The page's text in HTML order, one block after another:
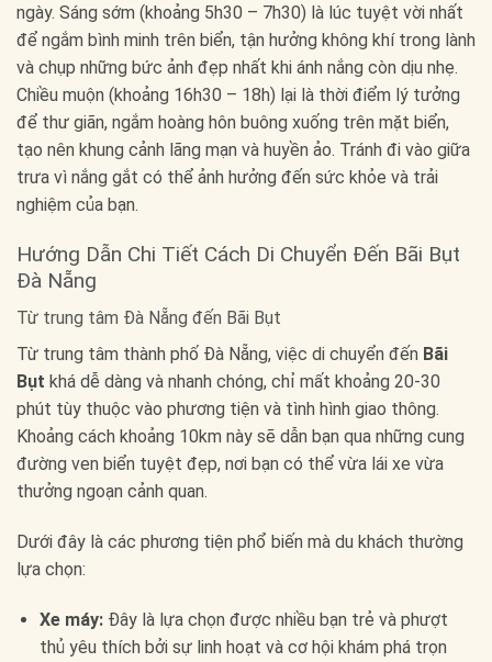
ngày. Sáng sớm (khoảng 5h30 – 7h30) là lúc tuyệt vời nhất
để ngắm bình minh trên biển, tận hưởng không khí trong lành
và chụp những bức ảnh đẹp nhất khi ánh nắng còn dịu nhẹ.
Chiều muộn (khoảng 16h30 – 18h) lại là thời điểm lý tưởng
để thư giãn, ngắm hoàng hôn buông xuống trên mặt biển,
tạo nên khung cảnh lãng mạn và huyền ảo. Tránh đi vào giữa
trưa vì nắng gắt có thể ảnh hưởng đến sức khỏe và trải
nghiệm của bạn.
Hướng Dẫn Chi Tiết Cách Di Chuyển Đến Bãi Bụt
Đà Nẵng
Từ trung tâm Đà Nẵng đến Bãi Bụt
Từ trung tâm thành phố Đà Nẵng, việc di chuyển đến Bãi
Bụt khá dễ dàng và nhanh chóng, chỉ mất khoảng 20-30
phút tùy thuộc vào phương tiện và tình hình giao thông.
Khoảng cách khoảng 10km này sẽ dẫn bạn qua những cung
đường ven biển tuyệt đẹp, nơi bạn có thể vừa lái xe vừa
thưởng ngoạn cảnh quan.
Dưới đây là các phương tiện phổ biến mà du khách thường
lựa chọn:
Xe máy:Đây là lựa chọn được nhiều bạn trẻ và phượt
thủ yêu thích bởi sự linh hoạt và cơ hội khám phá trọn